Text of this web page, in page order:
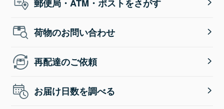
郵便局・ATM・ポストをさがす
荷物のお問い合わせ
再配達のご依頼
お届け日数を調べる